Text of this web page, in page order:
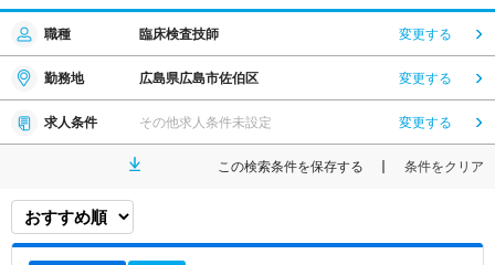
職種 臨床検査技師 変更する
勤務地 広島県広島市佐伯区 変更する
求人条件 その他求人条件未設定 変更する
この検索条件を保存する 条件をクリア